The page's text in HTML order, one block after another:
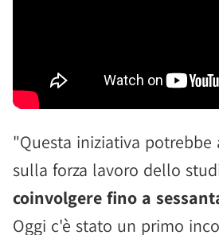
"Questa iniziativa
sulla forza lavoro dello
coinvolgere fino a
Oggi c'è stato un primo